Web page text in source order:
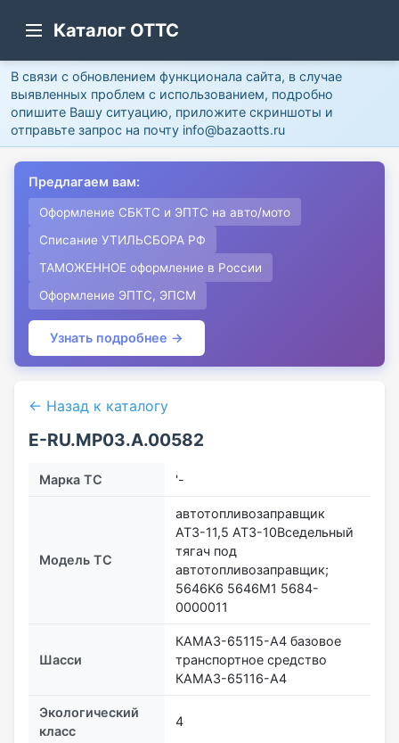
Каталог ОТТС
В связи с обновлением функционала сайта, в случае
выявленных проблем с использованием, подробно
опишите Вашу ситуацию, приложите скриншоты и
отправьте запрос на почту info@bazaotts.ru
Предлагаем вам:
Оформление СБКТС и ЭПТС на авто/мото
Списание УТИЛЬСБОРА РФ
ТАМОЖЕННОЕ оформление в России
Оформление ЭПТС, ЭПСМ
Узнать подробнее →
← Назад к каталогу
E-RU.МР03.A.00582
Марка ТС '-
Модель ТС
автотопливозаправщик
АТЗ-11,5 АТЗ-10Вседельный
тягач под
автотопливозаправщик;
5646K6 5646M1 5684-
0000011
Шасси
КАМАЗ-65115-А4 базовое
транспортное средство
КАМАЗ-65116-А4
Экологический
класс
4